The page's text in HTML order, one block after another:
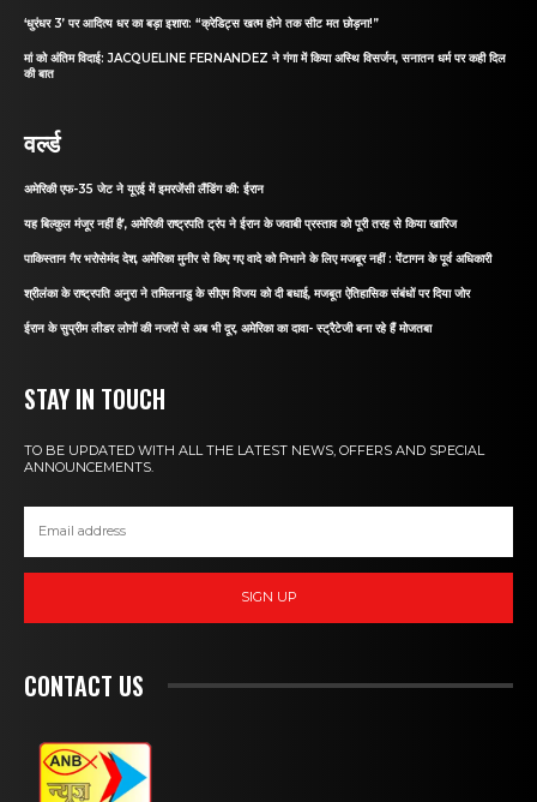
‘धुरंधर 3’ पर आदित्य धर का बड़ा इशारा: “क्रेडिट्स खत्म होने तक सीट मत छोड़ना!”
मां को अंतिम विदाई: JACQUELINE FERNANDEZ ने गंगा में किया अस्थि विसर्जन, सनातन धर्म पर कही दिल
की बात
वर्ल्ड
अमेरिकी एफ-35 जेट ने यूएई में इमरजेंसी लैंडिंग की: ईरान
यह बिल्कुल मंजूर नहीं है’, अमेरिकी राष्ट्रपति ट्रंप ने ईरान के जवाबी प्रस्ताव को पूरी तरह से किया खारिज
पाकिस्तान गैर भरोसेमंद देश, अमेरिका मुनीर से किए गए वादे को निभाने के लिए मजबूर नहीं : पेंटागन के पूर्व अधिकारी
श्रीलंका के राष्ट्रपति अनुरा ने तमिलनाडु के सीएम विजय को दी बधाई, मजबूत ऐतिहासिक संबंधों पर दिया जोर
ईरान के सुप्रीम लीडर लोगों की नजरों से अब भी दूर, अमेरिका का दावा- स्ट्रैटेजी बना रहे हैं मोजतबा
STAY IN TOUCH
TO BE UPDATED WITH ALL THE LATEST NEWS, OFFERS AND SPECIAL
ANNOUNCEMENTS.
SIGN UP
CONTACT US